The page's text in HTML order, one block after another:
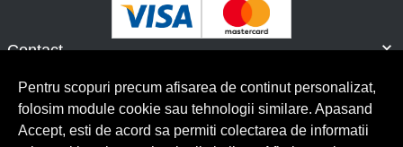
Contact
Servicii clienti
Pentru scopuri precum afisarea de continut personalizat,
folosim module cookie sau tehnologii similare. Apasand
Accept, esti de acord sa permiti colectarea de informatii